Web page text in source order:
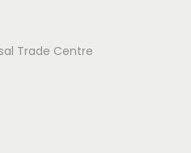
Trade Centre